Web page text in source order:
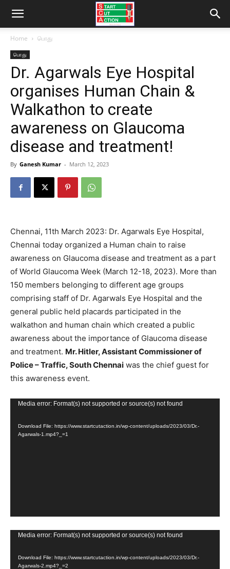
Home பொது
பொது
Dr. Agarwals Eye Hospital
organises Human Chain &
Walkathon to create
awareness on Glaucoma
disease and treatment!
By Ganesh Kumar - March 12, 2023
Chennai, 11th March 2023: Dr. Agarwals Eye Hospital,
Chennai today organized a Human chain to raise
awareness on Glaucoma disease and treatment as a part
of World Glaucoma Week (March 12-18, 2023). More than
150 members belonging to different age groups
comprising staff of Dr. Agarwals Eye Hospital and the
general public held placards participated in the
walkathon and human chain which created a public
awareness about the importance of Glaucoma disease
and treatment. Mr. Hitler, Assistant Commissioner of
Police – Traffic, South Chennai was the chief guest for
this awareness event.
Video
Media error: Format(s) not supported or source(s) not found
Download File: https://www.startcutaction.in/wp-content/uploads/2023/03/Dr.-
Agarwals-1.mp4?_=1
Video
Media error: Format(s) not supported or source(s) not found
Download File: https://www.startcutaction.in/wp-content/uploads/2023/03/Dr.-
Agarwals-2.mp4?_=2